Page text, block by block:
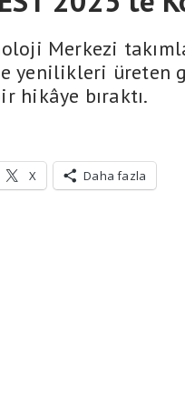
Merkezi
yenilikleri üreten
hikâye bıraktı.
X Daha fazla